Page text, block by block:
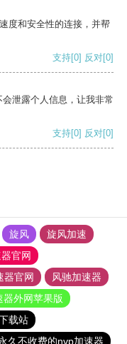
度和安全性的连接，并帮
支持[0] 反对[0]
泄露个人信息，让我非常
支持[0] 反对[0]
旋风
旋风加速
官网
器官网
风驰加速器
器外网苹果版
载站
久不收费的nvp加速器